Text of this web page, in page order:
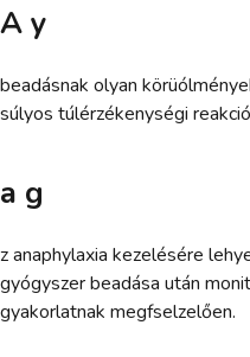
A y
beadásnak olyan
súlyos túlérzékenységi
a g
z anaphylaxia kezelésére
gyógyszer beadása után
gyakorlatnak megfselzelően.